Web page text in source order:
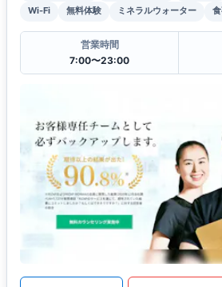
Wi-Fi
無料体験 ミネラルウォーター
営業時間
7:00〜23:00